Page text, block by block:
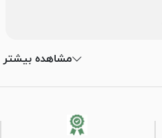
مشاهده بیشتر